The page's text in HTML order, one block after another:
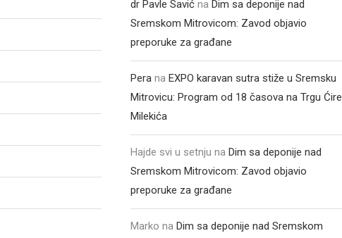
dr Pavle Savić naDim sa deponije nad
Sremskom Mitrovicom: Zavod objavio
preporuke za građane
Pera naEXPO karavan sutra stiže u Sremsku
Mitrovicu: Program od 18 časova na Trgu Ćire
Milekića
Hajde svi u setnju naDim sa deponije nad
Sremskom Mitrovicom: Zavod objavio
preporuke za građane
Marko naDim sa deponije nad Sremskom